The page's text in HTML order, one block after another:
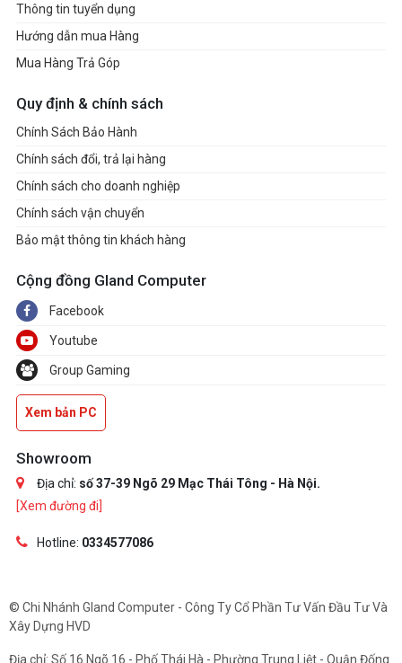
Thông tin tuyển dụng
Hướng dẫn mua Hàng
Mua Hàng Trả Góp
Quy định & chính sách
Chính Sách Bảo Hành
Chính sách đổi, trả lại hàng
Chính sách cho doanh nghiệp
Chính sách vận chuyển
Bảo mật thông tin khách hàng
Cộng đồng Gland Computer
Facebook
Youtube
Group Gaming
Xem bản PC
Showroom
Địa chỉ: số 37-39 Ngõ 29 Mạc Thái Tông - Hà Nội.
[Xem đường đi]
Hotline: 0334577086
© Chi Nhánh Gland Computer - Công Ty Cổ Phần Tư Vấn Đầu Tư Và
Xây Dựng HVD
Địa chỉ: Số 16 Ngõ 16 - Phố Thái Hà - Phường Trung Liệt - Quận Đống